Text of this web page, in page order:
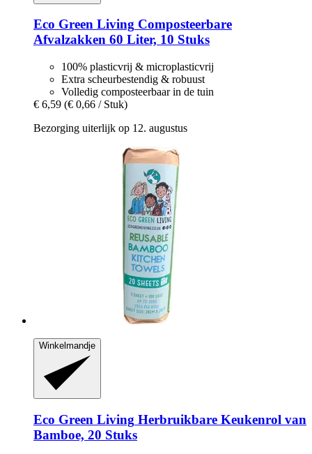
Eco Green Living Composteerbare
Afvalzakken 60 Liter, 10 Stuks
100% plasticvrij & microplasticvrij
Extra scheurbestendig & robuust
Volledig composteerbaar in de tuin
€ 6,59 (€ 0,66 / Stuk)
Bezorging uiterlijk op 12. augustus
Winkelmandje
Eco Green Living Herbruikbare Keukenrol van
Bamboe, 20 Stuks